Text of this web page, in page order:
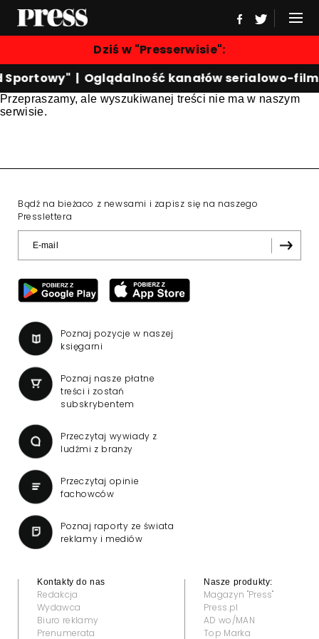
Dziś w "Presserwisie":
Sportowy" |Oglądalność kanałów serialowo-
Przepraszamy, ale wyszukiwanej treści nie ma w naszym
serwisie.
Bądź na bieżaco z newsami i zapisz się na naszego
Presslettera
Poznaj pozycje w naszej
księgarni
Poznaj nasze płatne
treści i zostań
subskrybentem
Przeczytaj wywiady z
ludźmi z branży
Przeczytaj opinie
fachowców
Poznaj raporty ze świata
reklamy i mediów
Kontakty do nas
Redakcja
Wydawca
Biuro reklamy
Prenumerata
Nasze produkty:
Magazyn "Press"
Press.pl
AD wo/MAN
Top Marka